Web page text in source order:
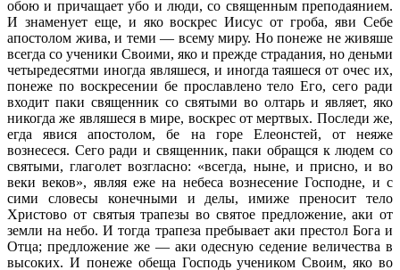
обою и причащает убо и люди, со священным преподаянием.
И знаменует еще, и яко воскрес Иисус от гроба, яви Себе
апостолом жива, и теми — всему миру. Но понеже не живяше
всегда со ученики Своими, яко и прежде страдания, но деньми
четыредесятми иногда являшеся, и иногда таяшеся от очес их,
понеже по воскресении бе прославлено тело Его, сего ради
входит паки священник со святыми во олтарь и являет, яко
никогда же являшеся в мире, воскрес от мертвых. Последи же,
егда явися апостолом, бе на горе Елеонстей, от неяже
вознесеся. Сего ради и священник, паки обращся к людем со
святыми, глаголет возгласно: «всегда, ныне, и присно, и во
веки веков», являя еже на небеса вознесение Господне, и с
сими словесы конечными и делы, имиже преносит тело
Христово от святыя трапезы во святое предложение, аки от
земли на небо. И тогда трапеза пребывает аки престол Бога и
Отца; предложение же — аки одесную седение величества в
высоких. И понеже обеща Господь учеником Своим, яко во